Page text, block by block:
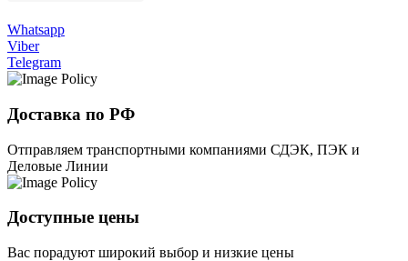
Whatsapp
Viber
Telegram
Доставка по РФ
Отправляем транспортными компаниями СДЭК, ПЭК и
Деловые Линии
Доступные цены
Вас порадуют широкий выбор и низкие цены